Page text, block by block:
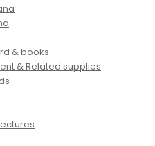
& books
& Related supplies